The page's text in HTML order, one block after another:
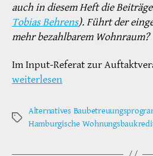
auch in diesem Heft die
Tobias Behrens). Führt der
mehr bezahlbarem Wohnraum?
Im Input-Referat zur
weiterlesen
Schlagwörter
Alternatives
Hamburgische